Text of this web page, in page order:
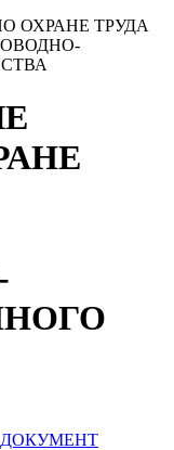
ОХРАНЕ ТРУДА
ДОКУМЕНТ